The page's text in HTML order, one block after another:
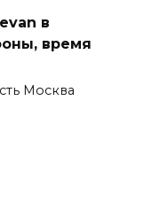
в
время
Москва